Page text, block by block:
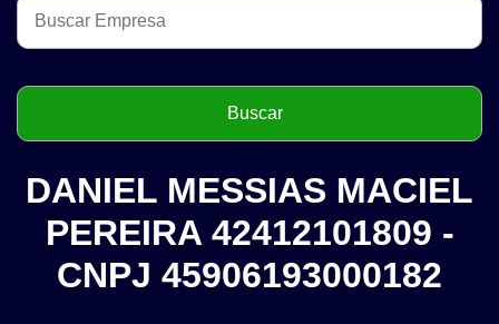
DANIEL MESSIAS MACIEL
PEREIRA 42412101809 -
CNPJ 45906193000182